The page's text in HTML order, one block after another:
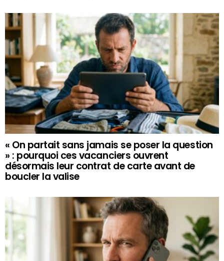
« On partait sans jamais se poser la question
» : pourquoi ces vacanciers ouvrent
désormais leur contrat de carte avant de
boucler la valise